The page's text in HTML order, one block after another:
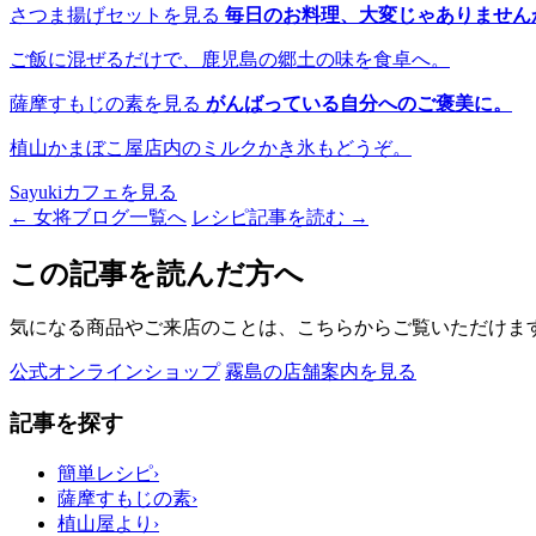
さつま揚げセットを見る 毎日のお料理、大変じゃありません
ご飯に混ぜるだけで、鹿児島の郷土の味を食卓へ。
薩摩すもじの素を見る がんばっている自分へのご褒美に。
植山かまぼこ屋店内のミルクかき氷もどうぞ。
Sayukiカフェを見る
← 女将ブログ一覧へ レシピ記事を読む →
この記事を読んだ方へ
気になる商品やご来店のことは、こちらからご覧いただけま
公式オンラインショップ 霧島の店舗案内を見る
記事を探す
簡単レシピ›
薩摩すもじの素›
植山屋より ›